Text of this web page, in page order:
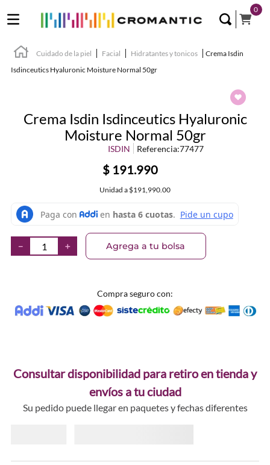
0
Cuidado de la piel Facial Hidratantes y tonicos
Crema Isdin
Isdinceutics Hyaluronic Moisture Normal 50gr
Crema Isdin Isdinceutics Hyaluronic
Moisture Normal 50gr
ISDIN Referencia:77477
$ 191.990
Unidad a $191,990.00
＋
－ Agrega a tu bolsa
Compra seguro con:
Consultar disponibilidad para retiro en tienda y
envíos a tu ciudad
Su pedido puede llegar en paquetes y fechas diferentes